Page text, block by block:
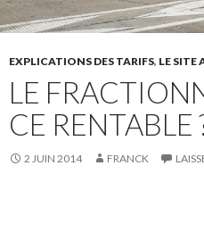
EXPLICATIONS DES TARIFS, LE SITE
LE
CE RENTABLE
2 JUIN 2014 FRANCK